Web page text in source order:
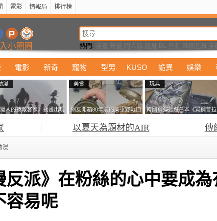
電影 情報局 排行榜
小圈圈 熱門:
電影 新奇 寵物 型男 KUSO 詭異 娛樂
漫
人的揍敵客家》動畫出現
個剪影是誰？你是不是忘
有這號人物了
美食
網友開箱80年前的美軍野戰口
糧 罐頭本身保存良好，但裡
面的味道...
玩具
韓國鋼彈迷遊日本《買鋼普拉
塞不進行李箱》網友們集思廣
益提供解方了……
以夏天為題材的AIR 傳
漫
反派》在粉絲的心中要成
容易呢
型男 Kuso 科技 動漫